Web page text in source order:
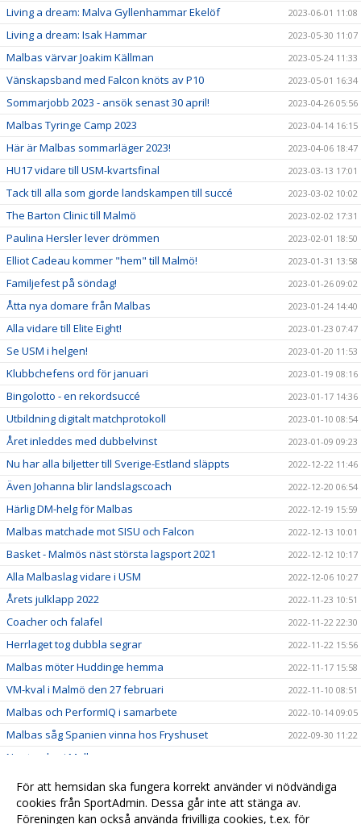
Living a dream: Malva Gyllenhammar Ekelöf 2023-06-01 11:08
Living a dream: Isak Hammar 2023-05-30 11:07
Malbas värvar Joakim Källman 2023-05-24 11:33
Vänskapsband med Falcon knöts av P10 2023-05-01 16:34
Sommarjobb 2023 - ansök senast 30 april! 2023-04-26 05:56
Malbas Tyringe Camp 2023 2023-04-14 16:15
Här är Malbas sommarläger 2023! 2023-04-06 18:47
HU17 vidare till USM-kvartsfinal 2023-03-13 17:01
Tack till alla som gjorde landskampen till succé 2023-03-02 10:02
The Barton Clinic till Malmö 2023-02-02 17:31
Paulina Hersler lever drömmen 2023-02-01 18:50
Elliot Cadeau kommer "hem" till Malmö! 2023-01-31 13:58
Familjefest på söndag! 2023-01-26 09:02
Åtta nya domare från Malbas 2023-01-24 14:40
Alla vidare till Elite Eight! 2023-01-23 07:47
Se USM i helgen! 2023-01-20 11:53
Klubbchefens ord för januari 2023-01-19 08:16
Bingolotto - en rekordsuccé 2023-01-17 14:36
Utbildning digitalt matchprotokoll 2023-01-10 08:54
Året inleddes med dubbelvinst 2023-01-09 09:23
Nu har alla biljetter till Sverige-Estland släppts 2022-12-22 11:46
Även Johanna blir landslagscoach 2022-12-20 06:54
Härlig DM-helg för Malbas 2022-12-19 15:59
Malbas matchade mot SISU och Falcon 2022-12-13 10:01
Basket - Malmös näst största lagsport 2021 2022-12-12 10:17
Alla Malbaslag vidare i USM 2022-12-06 10:27
Årets julklapp 2022 2022-11-23 10:51
Coacher och falafel 2022-11-22 22:30
Herrlaget tog dubbla segrar 2022-11-22 15:56
Malbas möter Huddinge hemma 2022-11-17 15:58
VM-kval i Malmö den 27 februari 2022-11-10 08:51
Malbas och PerformIQ i samarbete 2022-10-14 09:05
Malbas såg Spanien vinna hos Fryshuset 2022-09-30 11:22
Ny styrelse i Malbas
Scandic ny partner till Malbas
2022-09-23 11:19
För att hemsidan ska fungera korrekt använder vi nödvändiga
cookies från SportAdmin. Dessa går inte att stänga av.
Föreningen kan också använda frivilliga cookies, t.ex. för